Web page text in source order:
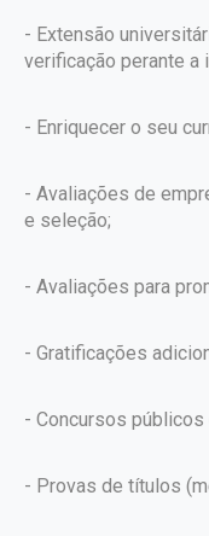
- Extensão
verificação perante a
- Enriquecer o seu
- Avaliações de
e seleção;
- Avaliações para
- Gratificações
- Concursos
- Provas de títulos